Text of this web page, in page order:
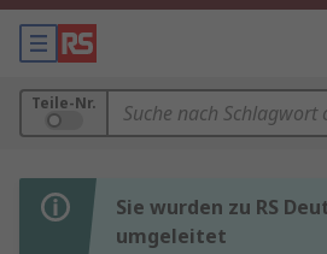
Teile-Nr.
Sie wurden zu RS
umgeleitet